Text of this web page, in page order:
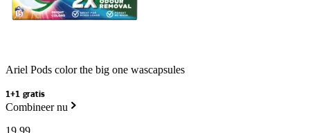
Ariel Pods color the big one wascapsules
1+1 gratis
Combineer nu